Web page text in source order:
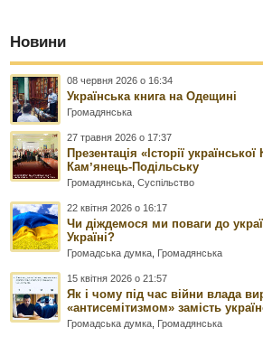
Новини
08 червня 2026 о 16:34
Українська книга на Одещині
Громадянська
27 травня 2026 о 17:37
Презентація «Історії української
Камʼянець-Подільську
Громадянська ,Суспільство
22 квітня 2026 о 16:17
Чи діждемося ми поваги до
Україні?
Громадська думка Громадянська
15 квітня 2026 о 21:57
Як і чому під час війни влада
«антисемітизмом» замість
Громадська думка Громадянська